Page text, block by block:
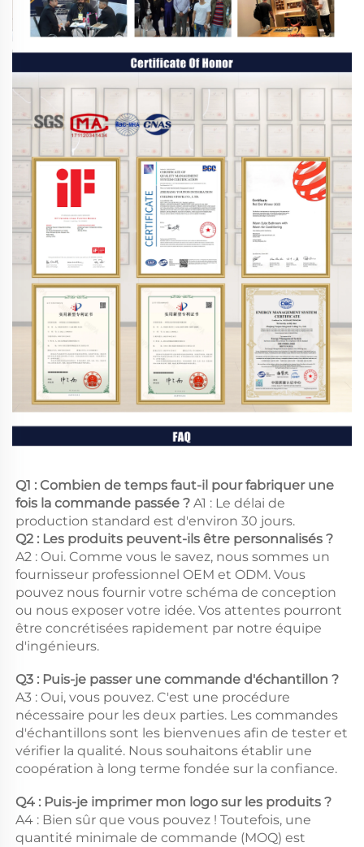
Q1 : Combien de temps faut-il pour fabriquer une
fois la commande passée ? A1 : Le délai de
production standard est d'environ 30 jours.
A2 : Oui. Comme vous le savez, nous sommes un
fournisseur professionnel OEM et ODM. Vous
pouvez nous fournir votre schéma de conception
ou nous exposer votre idée. Vos attentes pourront
être concrétisées rapidement par notre équipe
d'ingénieurs.
A3 : Oui, vous pouvez. C'est une procédure
nécessaire pour les deux parties. Les commandes
d'échantillons sont les bienvenues afin de tester et
vérifier la qualité. Nous souhaitons établir une
coopération à long terme fondée sur la confiance.
A4 : Bien sûr que vous pouvez ! Toutefois, une
quantité minimale de commande (MOQ) est